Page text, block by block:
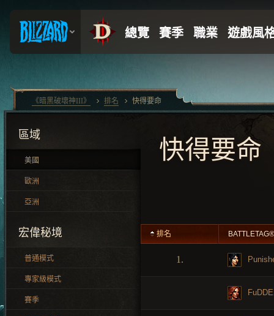
區域
美國
歐洲
亞洲
宏偉秘境
普通模式
專家級模式
賽季
快得要命
排名 BATTLETAG®
1.
《暗黑破壞神III》 排名 快得要命